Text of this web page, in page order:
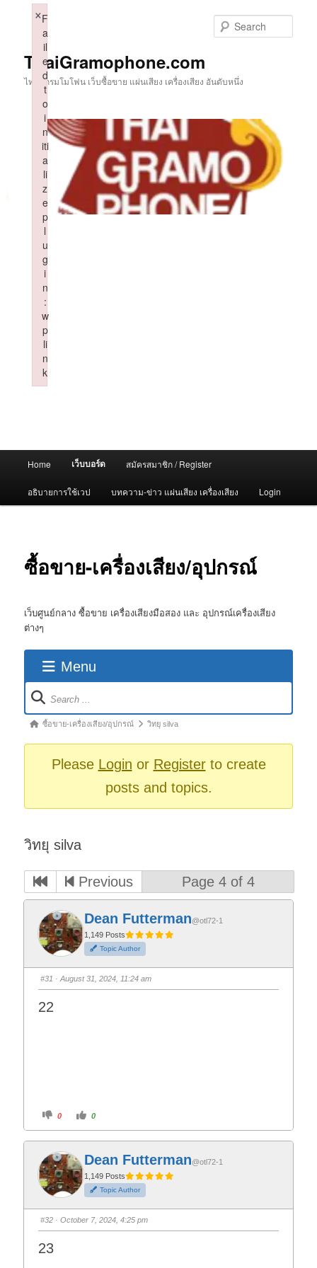
ThaiGramophone.com
ไทยแกรมโมโฟน เว็บซื้อขาย แผ่นเสียง เครื่องเสียง อันดับหนึ่ง
Home เว็บบอร์ด สมัครสมาชิก / Register
อธิบายการใช้เวป บทความ-ข่าว แผ่นเสียง เครื่องเสียง Login
ซื้อขาย-เครื่องเสียง/อุปกรณ์
เว็บศูนย์กลาง ซื้อขาย เครื่องเสียงมือสอง และ อุปกรณ์เครื่องเสียง
ต่างๆ
Menu
Forum
Navigation
Forumซื้อขาย-เครื่องเสียง/อุปกรณ์ วิทยุ silva
Please Login or Registerto create
posts and topics.
วิทยุ silva
Previous Page 4 of 4
Dean Futterman@otl72-1
1,149 Posts
Topic Author
#31 · August 31, 2024, 11:24 am
22
C
i
k
f
o
r
t
h
u
m
d
o
n
.
0
C
i
k
o
r
t
h
u
m
u
p
0
Dean Futterman@otl72-1
1,149 Posts
Topic Author
#32 · October 7, 2024, 4:25 pm
23
F
a
il
e
d
t
o
i
n
iti
a
li
z
e
p
l
u
g
i
n
:
w
p
li
n
k
×
Failed to initialize plugin: wplink